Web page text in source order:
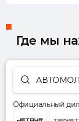
Где мы
Официальный